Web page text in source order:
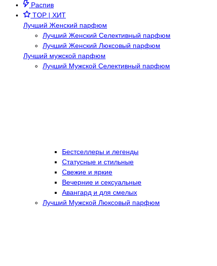
Распив
TOP | ХИТ
Лучший Женский парфюм
Лучший Женский Селективный парфюм
Лучший Женский Люксовый парфюм
Лучший мужской парфюм
Лучший Мужской Селективный парфюм
Бестселлеры и легенды
Статусные и стильные
Свежие и яркие
Вечерние и сексуальные
Авангард и для смелых
Лучший Мужской Люксовый парфюм